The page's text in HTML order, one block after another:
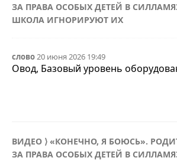
ЗА ПРАВА ОСОБЫХ ДЕТЕЙ В
ШКОЛА ИГНОРИРУЮТ ИХ
слово20 июня 2026 19:49
Овод, Базовый уровень
ВИДЕО ⟩ «КОНЕЧНО, Я БОЮСЬ».
ЗА ПРАВА ОСОБЫХ ДЕТЕЙ В